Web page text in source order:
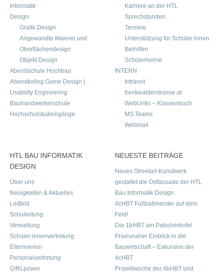
Informatik
Design
Grafik Design
Angewandte Malerei und
Oberflächendesign
Objekt Design
Abendschule Hochbau
Abendkolleg Game Design |
Usability Engineering
Bauhandwerkerschule
Hochschulstudiengänge
Karriere an der HTL
Sprechstunden
Termine
Unterstützung für Schüler:innen
Beihilfen
Schülerheime
INTERN
Intranet
trenkwalderstrasse.at
WebUntis – Klassenbuch
MS Teams
Webmail
HTL BAU INFORMATIK
DESIGN
Über uns
Neuigkeiten & Aktuelles
Leitbild
Schulleitung
Verwaltung
Schüler:innenvertretung
Elternverein
Personalvertretung
G!RLpower
NEUESTE BEITRÄGE
Neues Streetart-Kunstwerk
gestaltet die Ostfassade der HTL
Bau Informatik Design
4cHBT Fußballmeister auf dem
Feld!
Die 1bHBT am Patscherkofel
Praxisnaher Einblick in die
Bauwirtschaft – Exkursion der
4cHBT
Projektwoche der 4bHBT und